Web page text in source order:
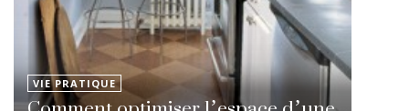
VIE PRATIQUE